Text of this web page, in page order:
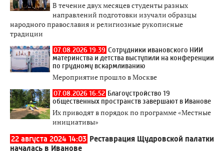
В течение двух месяцев студенты разных
направлений подготовки изучали образцы
народного православия и религиозные рукописные
традиции
07.08.2026 19:39 Сотрудники ивановского НИИ
материнства и детства выступили на конференции
по грудному вскармливанию
Мероприятие прошло в Москве
07.08.2026 16:52 Благоустройство 19
общественных пространств завершают в Иванове
Их приводят в порядок по программе «Местные
инициативы»
22 августа 2024 14:03 Реставрация Щудровской палатки
началась в Иванове